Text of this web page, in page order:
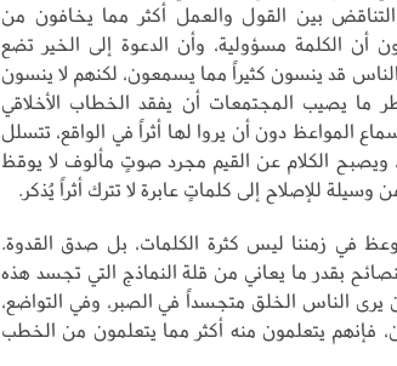
بين القول والعمل أكثر مما يخافون من
أن الكلمة مسؤولية، وأن الدعوة إلى الخير تضع
قد ينسون كثيراً مما يسمعون، لكنهم لا ينسون
يصيب المجتمعات أن يفقد الخطاب الأخلاقي
المواعظ دون أن يروا لها أثراً في الواقع، تتسلل
ويصبح الكلام عن القيم مجرد صوتٍ مألوف لا يوقظ
للإصلاح إلى كلماتٍ عابرة لا تترك أثراً يُذكر.
في زمننا ليس كثرة الكلمات، بل صدق القدوة.
بقدر ما يعاني من قلة النماذج التي تجسد هذه
يرى الناس الخلق متجسداً في الصبر، وفي التواضع،
فإنهم يتعلمون منه أكثر مما يتعلمون من الخطب